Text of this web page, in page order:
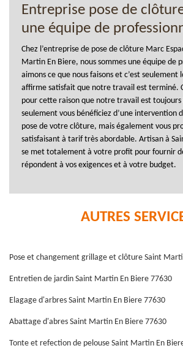
Entreprise pose de
une équipe de
Chez l’entreprise de pose de clôture Marc
Martin En Biere, nous sommes une équipe de
aimons ce que nous faisons et c’est seulement
affirme satisfait que notre travail est terminé.
pour cette raison que notre travail est
seulement vous bénéficiez d’une intervention
pose de votre clôture, mais également vous
satisfaisant à tarif très abordable. Artisan à
se met totalement à votre profit pour fournir
répondent à vos exigences et à votre budget.
AUTRES
Pose et changement grillage et clôture Saint
Entretien de jardin Saint Martin En Biere 77630
Elagage d'arbres Saint Martin En Biere 77630
Abattage d'abres Saint Martin En Biere 77630
Tonte et refection de pelouse Saint Martin En